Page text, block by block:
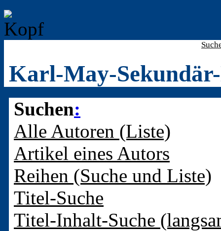
Karl-May-
Suchen:
Alle Autoren (Liste)
Artikel eines Autors
Reihen (Suche und Liste)
Titel-Suche
Titel-Inhalt-Suche